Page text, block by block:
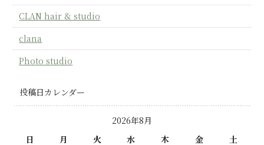
CLAN hair & studio
clana
Photo studio
投稿日カレンダー
2026年8月
日
月 火 水 木 金 土